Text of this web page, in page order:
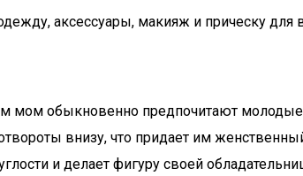
аксессуары, макияж и прическу для
мом обыкновенно предпочитают
внизу, что придает им
и делает фигуру своей